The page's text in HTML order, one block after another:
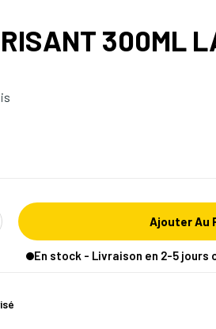
300ML
Ajouter Au
En stock - Livraison en 2-5 jours